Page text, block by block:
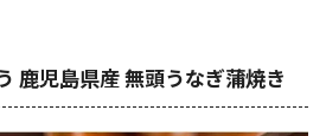
鹿児島県産 無頭うなぎ蒲焼き